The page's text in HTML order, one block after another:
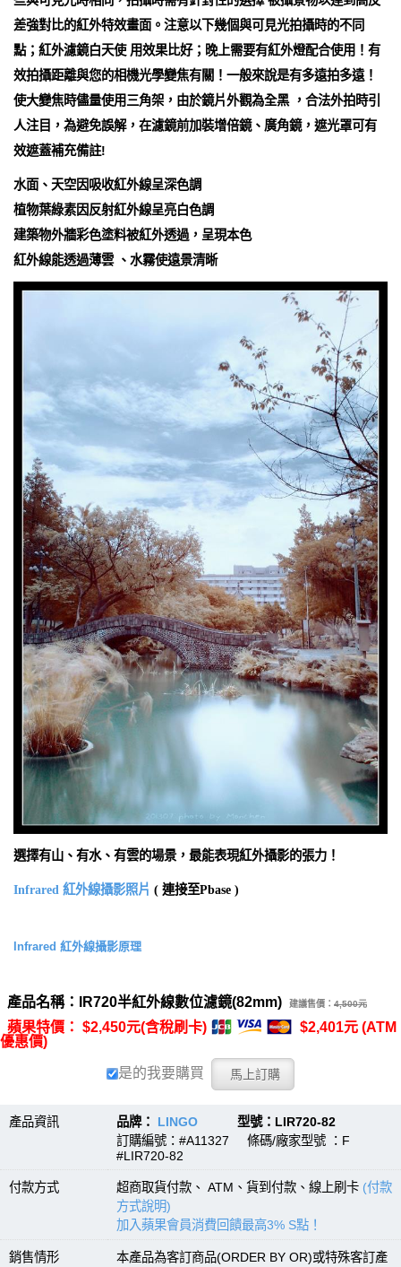
差強對比的紅外特效畫面。注意以下幾個與可見光拍攝時的不同
點；紅外濾鏡白天使 用效果比好；晚上需要有紅外燈配合使用！有
效拍攝距離與您的相機光學變焦有關！一般來說是有多遠拍多遠！
使大變焦時儘量使用三角架，由於鏡片外觀為全黑 ，合法外拍時引
人注目，為避免誤解，在濾鏡前加裝增倍鏡、廣角鏡，遮光罩可有
效遮蓋補充備註!
水面、天空因吸收紅外線呈深色調
植物葉綠素因反射紅外線呈亮白色調
建築物外牆彩色塗料被紅外透過，呈現本色
紅外線能透過薄雲 、水霧使遠景清晰
選擇有山、有水、有雲的場景，最能表現紅外攝影的張力！
Infrared 紅外線攝影照片 ( 連接至Pbase )
Infrared 紅外線攝影原理
產品名稱：IR720半紅外線數位濾鏡(82mm) 建議售價： 4,500元
蘋果特價： $2,450元(含稅刷卡)
$2,401元 (ATM
優惠價)
是的我要購買
產品資訊 品牌： LINGO 型號：LIR720-82
訂購編號：#A11327 條碼/廠家型號 ：F
#LIR720-82
付款方式 超商取貨付款、 ATM、貨到付款、線上刷卡 (付款
方式說明)
加入蘋果會員消費回饋最高3% S點！
銷售情形
本產品為客訂商品(ORDER BY OR)或特殊客訂產